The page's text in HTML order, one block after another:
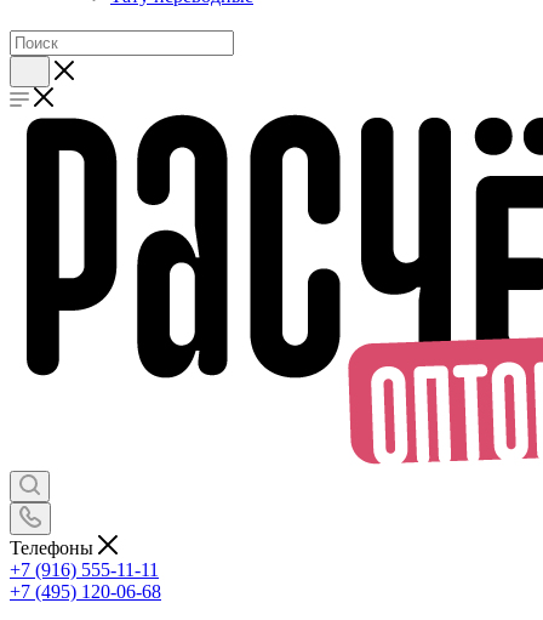
Телефоны
+7 (916) 555-11-11
+7 (495) 120-06-68